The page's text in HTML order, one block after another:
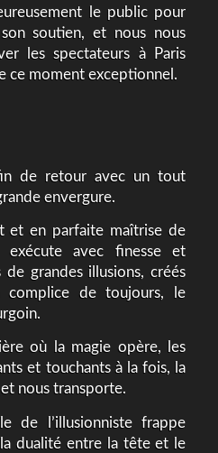
le public pour
soutien, et nous nous
les spectateurs à Paris
ce moment exceptionnel.
de retour avec un tout
envergure.
et en parfaite maîtrise de
avec finesse et
grandes illusions, créés
complice de toujours, le
où la magie opère, les
et touchants à la fois, la
nous transporte.
de l’illusionniste frappe
la dualité entre la tête et le